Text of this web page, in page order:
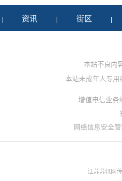
资讯 街区
本站不良内
本站未成年人专
增值电信业务
网络信息安全管
江苏苏讯网